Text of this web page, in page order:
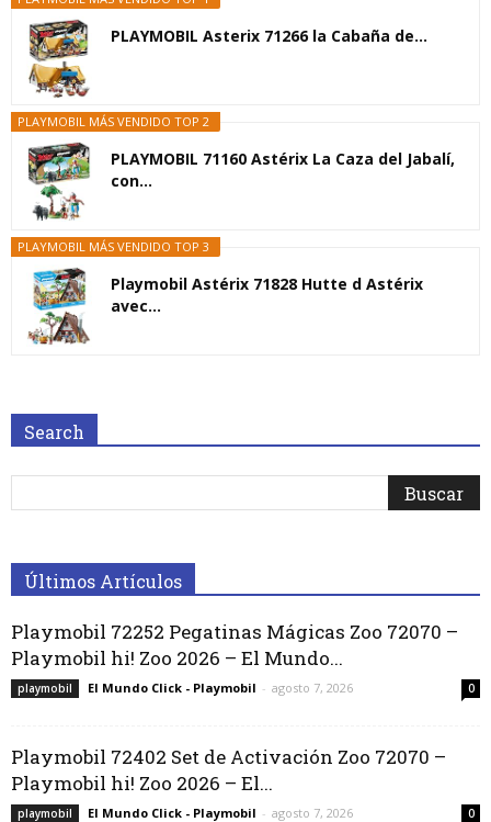
PLAYMOBIL Asterix 71266 la Cabaña de...
PLAYMOBIL MÁS VENDIDO TOP 2
PLAYMOBIL 71160 Astérix La Caza del Jabalí,
con...
PLAYMOBIL MÁS VENDIDO TOP 3
Playmobil Astérix 71828 Hutte d Astérix
avec...
Search
Últimos Artículos
Playmobil 72252 Pegatinas Mágicas Zoo 72070 –
Playmobil hi! Zoo 2026 – El Mundo...
playmobil El Mundo Click - Playmobil - agosto 7, 2026 0
Playmobil 72402 Set de Activación Zoo 72070 –
Playmobil hi! Zoo 2026 – El...
playmobil El Mundo Click - Playmobil - agosto 7, 2026 0